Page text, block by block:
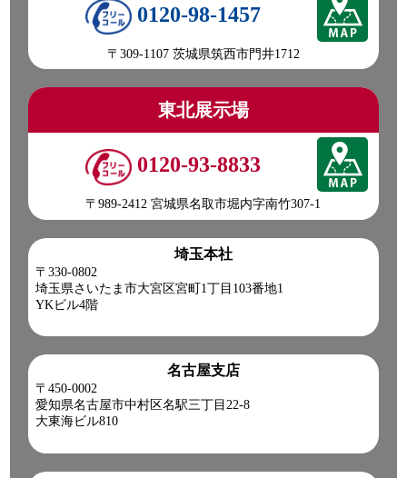
0120-98-1457
〒309-1107 茨城県筑西市門井1712
東北展示場
0120-93-8833
〒989-2412 宮城県名取市堀内字南竹307-1
埼玉本社
〒330-0802
埼玉県さいたま市大宮区宮町1丁目103番地1
YKビル4階
名古屋支店
〒450-0002
愛知県名古屋市中村区名駅三丁目22-8
大東海ビル810